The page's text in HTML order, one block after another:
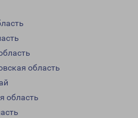
область
область